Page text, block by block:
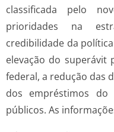
classificada pelo
prioridades na
credibilidade da
elevação do superávit
federal, a redução das
dos empréstimos do
públicos. As